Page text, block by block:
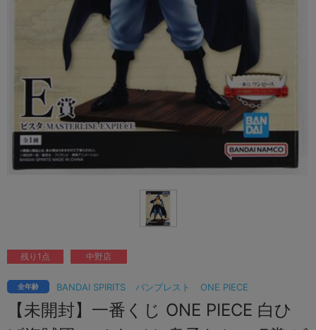
BANDAI SPIRITS バンプレスト ONE PIECE
全年齢
【未開封】一番くじ ONE PIECE 白ひ
残り1点 中野店